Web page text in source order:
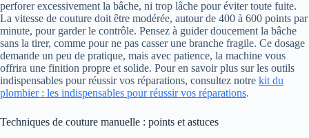
perforer excessivement la bâche, ni trop lâche pour éviter toute fuite.
La vitesse de couture doit être modérée, autour de 400 à 600 points par
minute, pour garder le contrôle. Pensez à guider doucement la bâche
sans la tirer, comme pour ne pas casser une branche fragile. Ce dosage
demande un peu de pratique, mais avec patience, la machine vous
offrira une finition propre et solide. Pour en savoir plus sur les outils
indispensables pour réussir vos réparations, consultez notre kit du
plombier : les indispensables pour réussir vos réparations.
Techniques de couture manuelle : points et astuces